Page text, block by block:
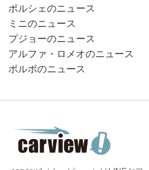
ポルシェのニュース
ミニのニュース
プジョーのニュース
アルファ・ロメオのニュース
ボルボのニュース